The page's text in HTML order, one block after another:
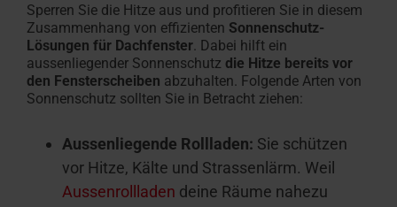
Sperren Sie die Hitze aus und profitieren Sie in diesem
Zusammenhang von effizienten Sonnenschutz-
Lösungen für Dachfenster . Dabei hilft ein
aussenliegender Sonnenschutz die Hitze bereits vor
den Fensterscheiben abzuhalten. Folgende Arten von
Sonnenschutz sollten Sie in Betracht ziehen:
Aussenliegende Rollladen: Sie schützen
vor Hitze, Kälte und Strassenlärm. Weil
Aussenrollladen deine Räume nahezu